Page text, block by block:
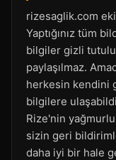
rizesaglik.com
Yaptığınız tüm
bilgiler gizli
paylaşılmaz.
herkesin kendini
bilgilere
Rize'nin
sizin geri
daha iyi bir hale